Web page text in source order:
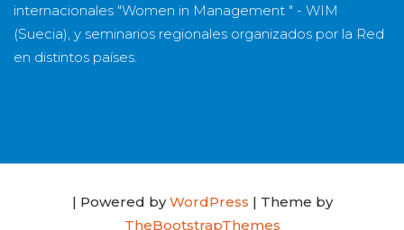
internacionales "Women in Management " - WIM
(Suecia), y seminarios regionales organizados por la Red
en distintos países.
| Powered byWordPress | Theme by
TheBootstrapThemes